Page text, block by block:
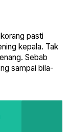
pasti
kepala. Tak
Sebab
sampai bila-